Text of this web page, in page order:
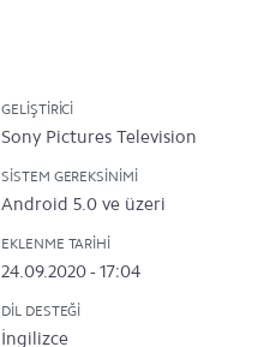
GELIŞTIRICI
Sony Pictures Television
SISTEM GEREKSINIMI
Android 5.0 ve üzeri
EKLENME TARIHI
24.09.2020 - 17:04
DIL DESTEĞI
İngilizce